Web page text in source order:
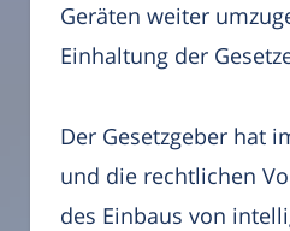
Geräten weiter
Einhaltung der
Der Gesetzgeber hat
und die rechtlichen
des Einbaus von